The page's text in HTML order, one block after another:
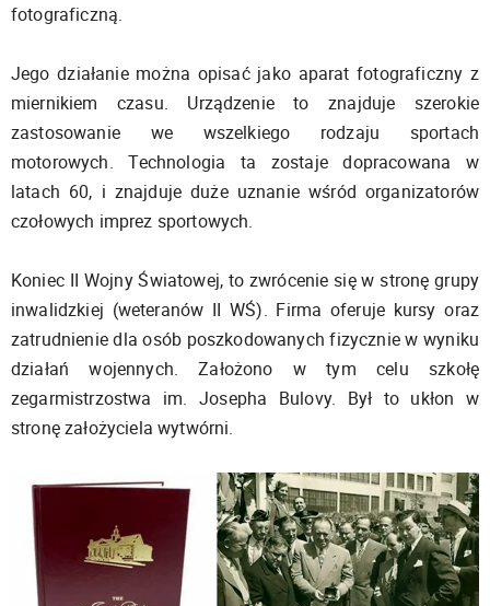
fotograficzną.
Jego działanie można opisać jako aparat fotograficzny z
miernikiem czasu. Urządzenie to znajduje szerokie
zastosowanie we wszelkiego rodzaju sportach
motorowych. Technologia ta zostaje dopracowana w
latach 60, i znajduje duże uznanie wśród organizatorów
czołowych imprez sportowych.
Koniec II Wojny Światowej, to zwrócenie się w stronę grupy
inwalidzkiej (weteranów II WŚ). Firma oferuje kursy oraz
zatrudnienie dla osób poszkodowanych fizycznie w wyniku
działań wojennych. Założono w tym celu szkołę
zegarmistrzostwa im. Josepha Bulovy. Był to ukłon w
stronę założyciela wytwórni.